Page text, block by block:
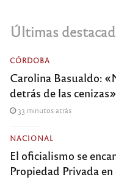
Últimas
CÓRDOBA
Carolina Basualdo:
detrás de las cenizas»
33 minutos atrás
NACIONAL
El oficialismo se
Propiedad Privada en